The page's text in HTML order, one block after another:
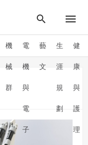
機
械
群
電
機
與
電
子
藝
文
生
涯
規
劃
健
康
與
護
理